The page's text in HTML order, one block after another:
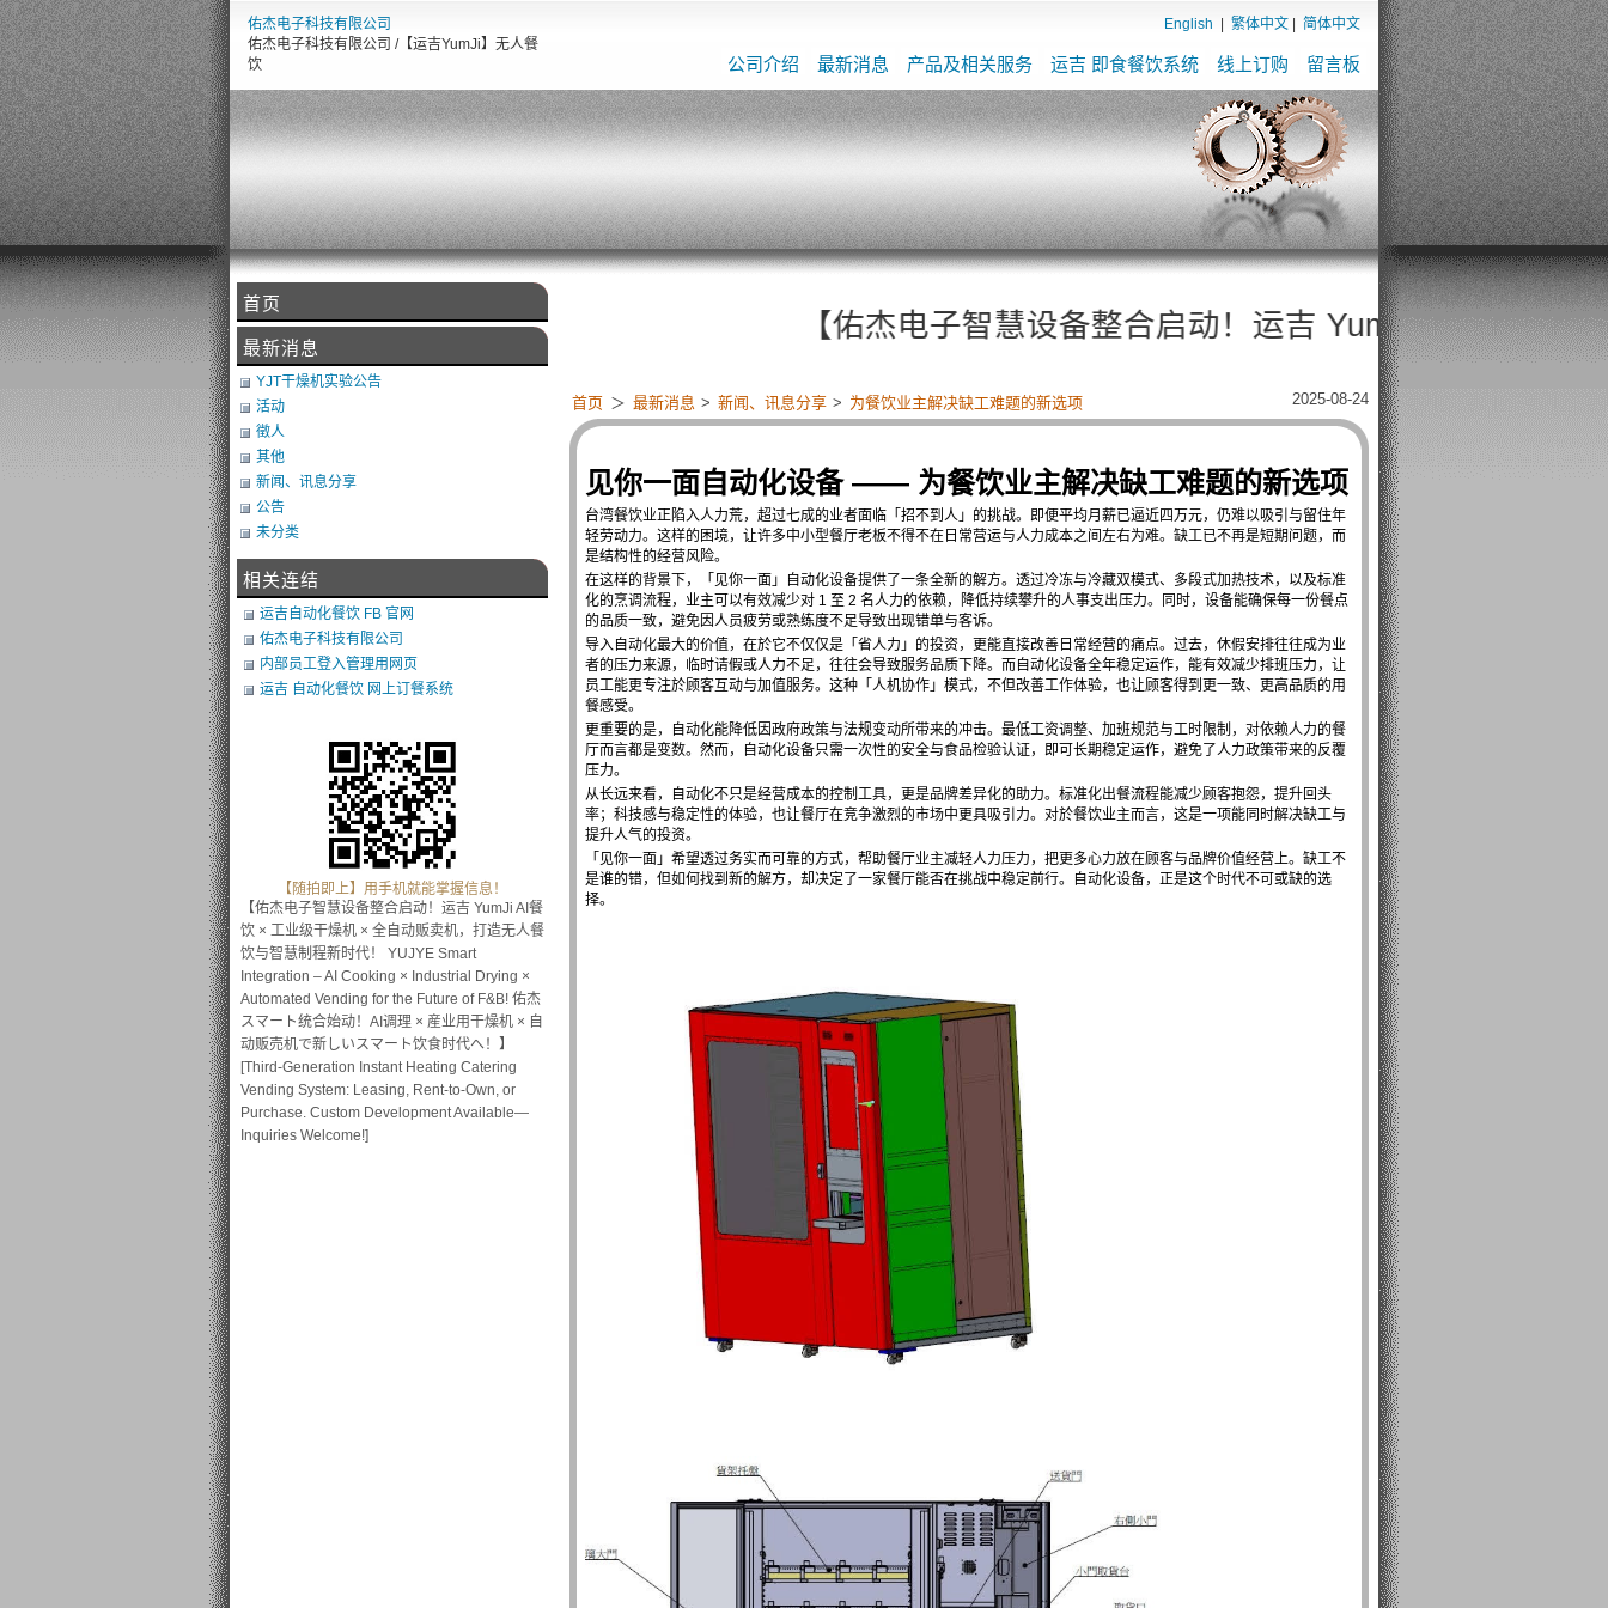
佑杰电子科技有限公司
佑杰电子科技有限公司 /【运吉YumJi】无人餐
饮
English 繁体中文 简体中文
公司介绍 最新消息 产品及相关服务 运吉 即食餐饮系统 线上订购 留言板
【佑杰电子智慧设备整合启动！运吉 YumJiAI餐饮 × 工
首页 ＞ 最新消息 > 新闻、讯息分享 > 为餐饮业主解决缺工难题的新选项 2025-08-24
见你一面自动化设备 —— 为餐饮业主解决缺工难题的新选项
台湾餐饮业正陷入人力荒，超过七成的业者面临「招不到人」的挑战。即便平均月薪已逼近四万元，仍难以吸引与留住年
轻劳动力。这样的困境，让许多中小型餐厅老板不得不在日常营运与人力成本之间左右为难。缺工已不再是短期问题，而
是结构性的经营风险。
在这样的背景下，「见你一面」自动化设备提供了一条全新的解方。透过冷冻与冷藏双模式、多段式加热技术，以及标准
化的烹调流程，业主可以有效减少对 1 至 2 名人力的依赖，降低持续攀升的人事支出压力。同时，设备能确保每一份餐点
的品质一致，避免因人员疲劳或熟练度不足导致出现错单与客诉。
导入自动化最大的价值，在於它不仅仅是「省人力」的投资，更能直接改善日常经营的痛点。过去，休假安排往往成为业
者的压力来源，临时请假或人力不足，往往会导致服务品质下降。而自动化设备全年稳定运作，能有效减少排班压力，让
员工能更专注於顾客互动与加值服务。这种「人机协作」模式，不但改善工作体验，也让顾客得到更一致、更高品质的用
餐感受。
更重要的是，自动化能降低因政府政策与法规变动所带来的冲击。最低工资调整、加班规范与工时限制，对依赖人力的餐
厅而言都是变数。然而，自动化设备只需一次性的安全与食品检验认证，即可长期稳定运作，避免了人力政策带来的反覆
压力。
从长远来看，自动化不只是经营成本的控制工具，更是品牌差异化的助力。标准化出餐流程能减少顾客抱怨，提升回头
率；科技感与稳定性的体验，也让餐厅在竞争激烈的市场中更具吸引力。对於餐饮业主而言，这是一项能同时解决缺工与
提升人气的投资。
「见你一面」希望透过务实而可靠的方式，帮助餐厅业主减轻人力压力，把更多心力放在顾客与品牌价值经营上。缺工不
是谁的错，但如何找到新的解方，却决定了一家餐厅能否在挑战中稳定前行。自动化设备，正是这个时代不可或缺的选
择。
首页
最新消息
YJT干燥机实验公告
活动
徵人
其他
新闻、讯息分享
公告
未分类
相关连结
运吉自动化餐饮 FB 官网
佑杰电子科技有限公司
内部员工登入管理用网页
运吉 自动化餐饮 网上订餐系统
【随拍即上】用手机就能掌握信息！
【佑杰电子智慧设备整合启动！运吉 YumJi AI餐
饮 × 工业级干燥机 × 全自动贩卖机，打造无人餐
饮与智慧制程新时代！ YUJYE Smart
Integration – AI Cooking × Industrial Drying ×
Automated Vending for the Future of F&B! 佑杰
スマート统合始动！AI调理 × 産业用干燥机 × 自
动贩売机で新しいスマート饮食时代へ！】
[Third-Generation Instant Heating Catering
Vending System: Leasing, Rent-to-Own, or
Purchase. Custom Development Available—
Inquiries Welcome!]